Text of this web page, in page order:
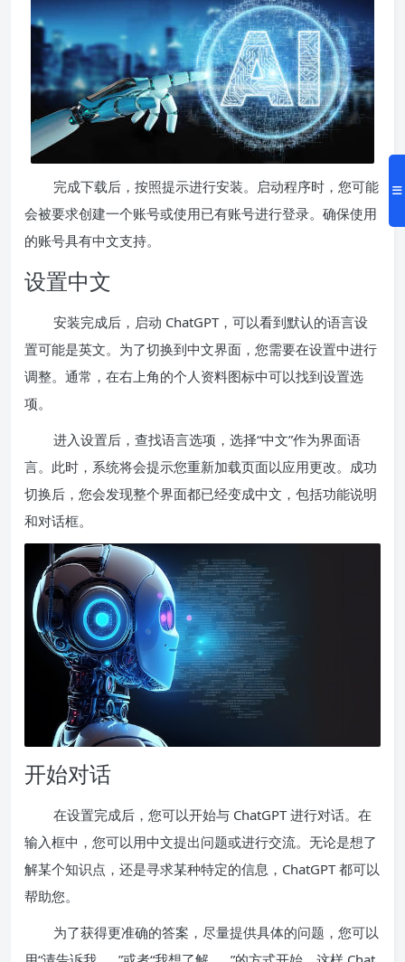
完成下载后，按照提示进行安装。启动程序时，您可能
会被要求创建一个账号或使用已有账号进行登录。确保使用
的账号具有中文支持。
设置中文
安装完成后，启动 ChatGPT，可以看到默认的语言设
置可能是英文。为了切换到中文界面，您需要在设置中进行
调整。通常，在右上角的个人资料图标中可以找到设置选
项。
进入设置后，查找语言选项，选择“中文”作为界面语
言。此时，系统将会提示您重新加载页面以应用更改。成功
切换后，您会发现整个界面都已经变成中文，包括功能说明
和对话框。
开始对话
在设置完成后，您可以开始与 ChatGPT 进行对话。在
输入框中，您可以用中文提出问题或进行交流。无论是想了
解某个知识点，还是寻求某种特定的信息，ChatGPT 都可以
帮助您。
为了获得更准确的答案，尽量提供具体的问题，您可以